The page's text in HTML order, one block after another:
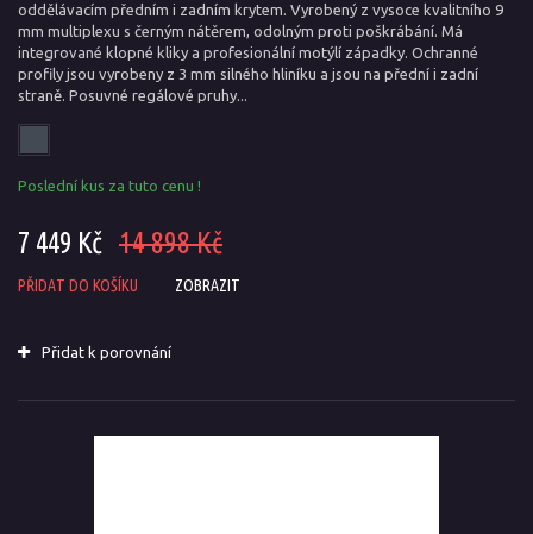
oddělávacím předním i zadním krytem. Vyrobený z vysoce kvalitního 9
mm multiplexu s černým nátěrem, odolným proti poškrábání. Má
integrované klopné kliky a profesionální motýlí západky. Ochranné
profily jsou vyrobeny z 3 mm silného hliníku a jsou na přední i zadní
straně. Posuvné regálové pruhy...
Poslední kus za tuto cenu !
7 449 Kč 14 898 Kč
PŘIDAT DO KOŠÍKU ZOBRAZIT
Přidat k porovnání